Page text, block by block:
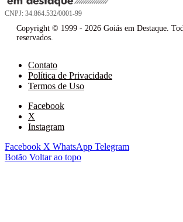
CNPJ: 34.864.532/0001-99
Copyright © 1999 - 2026 Goiás em Destaque.
reservados.
Contato
Política de Privacidade
Termos de Uso
Facebook
X
Instagram
Facebook X WhatsApp Telegram
Botão Voltar ao topo